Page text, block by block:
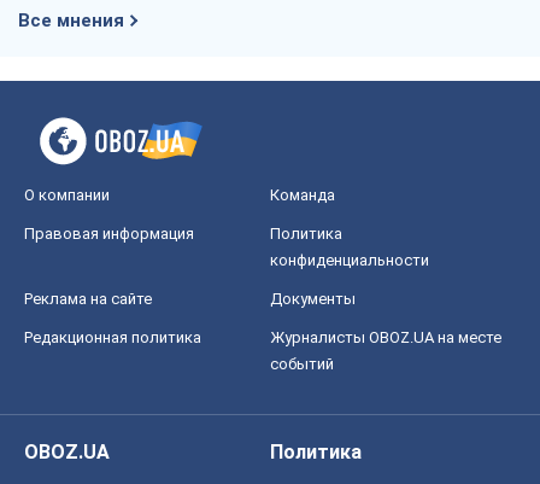
Все мнения
О компании Команда
Правовая информация
Политика
конфиденциальности
Реклама на сайте Документы
Редакционная политика
Журналисты OBOZ.UA на месте
событий
OBOZ.UA
Политика